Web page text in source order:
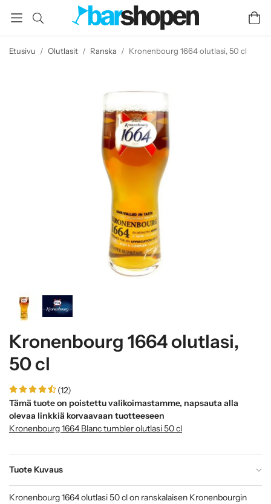
Etusivu / Olutlasit / Ranska / Kronenbourg 1664 olutlasi, 50 cl
Kronenbourg 1664 olutlasi,
50 cl
(12)
Tämä tuote on poistettu valikoimastamme, napsauta alla
olevaa linkkiä korvaavaan tuotteeseen
Kronenbourg 1664 Blanc tumbler olutlasi 50 cl
Tuote Kuvaus
Kronenbourg 1664 olutlasi 50 cl on ranskalaisen Kronenbourgin